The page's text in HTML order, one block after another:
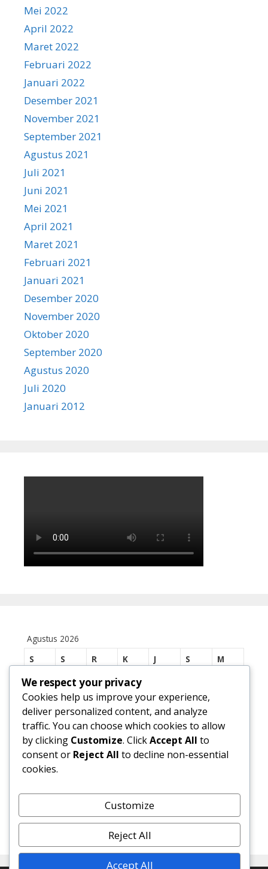
Mei 2022
April 2022
Maret 2022
Februari 2022
Januari 2022
Desember 2021
November 2021
September 2021
Agustus 2021
Juli 2021
Juni 2021
Mei 2021
April 2021
Maret 2021
Februari 2021
Januari 2021
Desember 2020
November 2020
Oktober 2020
September 2020
Agustus 2020
Juli 2020
Januari 2012
Agustus 2026
S
S R K J S
M
3
4 5 6 8
10
11 12 13 14 15
16
17
18 19 20 21 22
24
31
« Jul
We respect your privacy
Cookies help us improve your experience,
deliver personalized content, and analyze
traffic. You can choose which cookies to allow
by clicking Customize. ClickAccept All to
consent or Reject All to decline non-essential
cookies.
Customize
Reject All
Accept All